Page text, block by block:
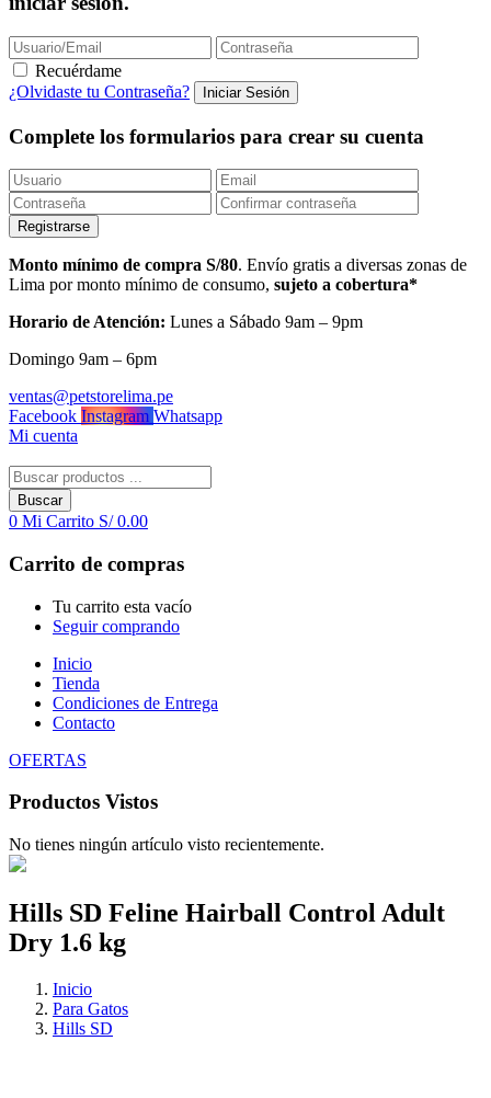
Recuérdame
¿Olvidaste tu Contraseña?
Complete los formularios para crear su cuenta
Monto mínimo de compra S/80. Envío gratis a diversas zonas de
Lima por monto mínimo de consumo, sujeto a cobertura*
Horario de Atención: Lunes a Sábado 9am – 9pm
Domingo 9am – 6pm
ventas@petstorelima.pe
Facebook Instagram Whatsapp
Mi cuenta
Buscar
0 Mi Carrito S/0.00
Carrito de compras
Tu carrito esta vacío
Seguir comprando
Inicio
Tienda
Condiciones de Entrega
Contacto
OFERTAS
Productos Vistos
No tienes ningún artículo visto recientemente.
Hills SD Feline Hairball Control Adult
Dry 1.6 kg
Inicio
Para Gatos
Hills SD